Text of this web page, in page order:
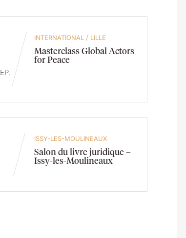
INTERNATIONAL / LILLE
Masterclass Global Actors
for Peace
ISSY-LES-MOULINEAUX
Salon du livre juridique –
Issy-les-Moulineaux